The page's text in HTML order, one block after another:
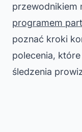
przewodnikiem
programem
poznać kroki
polecenia,
śledzenia